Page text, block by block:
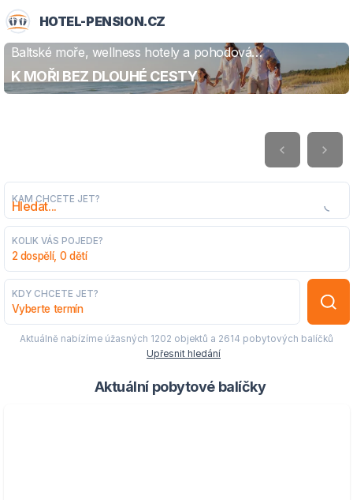
HOTEL-PENSION.CZ
Baltské moře, wellness hotely a pohodová
dovolená
K MOŘI BEZ DLOUHÉ CESTY
ZJISTIT VÍCE
KAM CHCETE JET?
KOLIK VÁS POJEDE?
2 dospělí, 0 dětí
KDY CHCETE JET?
Vyberte termín
Aktuálně nabízíme úžasných 1202 objektů a 2614 pobytových balíčků
Upřesnit hledání
Aktuální pobytové balíčky